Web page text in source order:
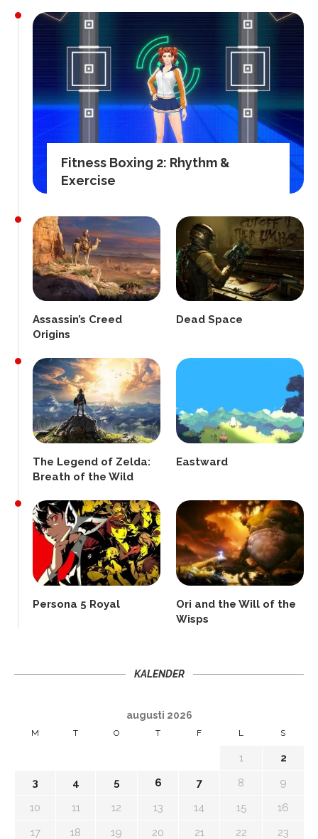
Fitness Boxing 2: Rhythm &
Exercise
Assassin’s Creed
Origins
Dead Space
The Legend of Zelda:
Breath of the Wild
Eastward
Persona 5 Royal
Ori and the Will of the
Wisps
KALENDER
augusti 2026
M T O T F L S
1
2
3
4 5 6 7 8
9
10
11 12 13 14 15
16
17
18 19 20 21 22
23